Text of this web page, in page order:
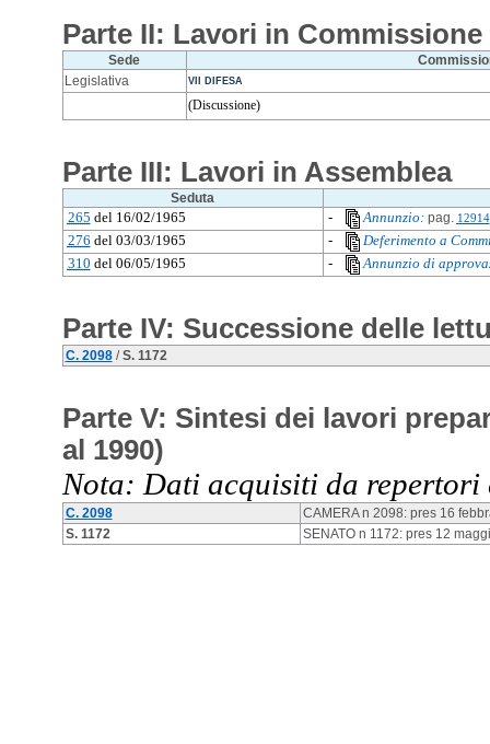
Parte II: Lavori in Commissione
Sede
Legislativa
VII DIFESA
(Discussione)
Parte III: Lavori in Assemblea
Seduta
265 del 16/02/1965 - Annunzio:pag. 12914
276 del 03/03/1965 -
Deferimento a
310 del 06/05/1965 - Annunzio di
Parte IV: Successione delle
C. 2098/S. 1172
Parte V: Sintesi dei lavori
al 1990)
Nota: Dati acquisiti da repertori
C. 2098
CAMERA n 2098: pres 16
S. 1172
SENATO n 1172: pres 12